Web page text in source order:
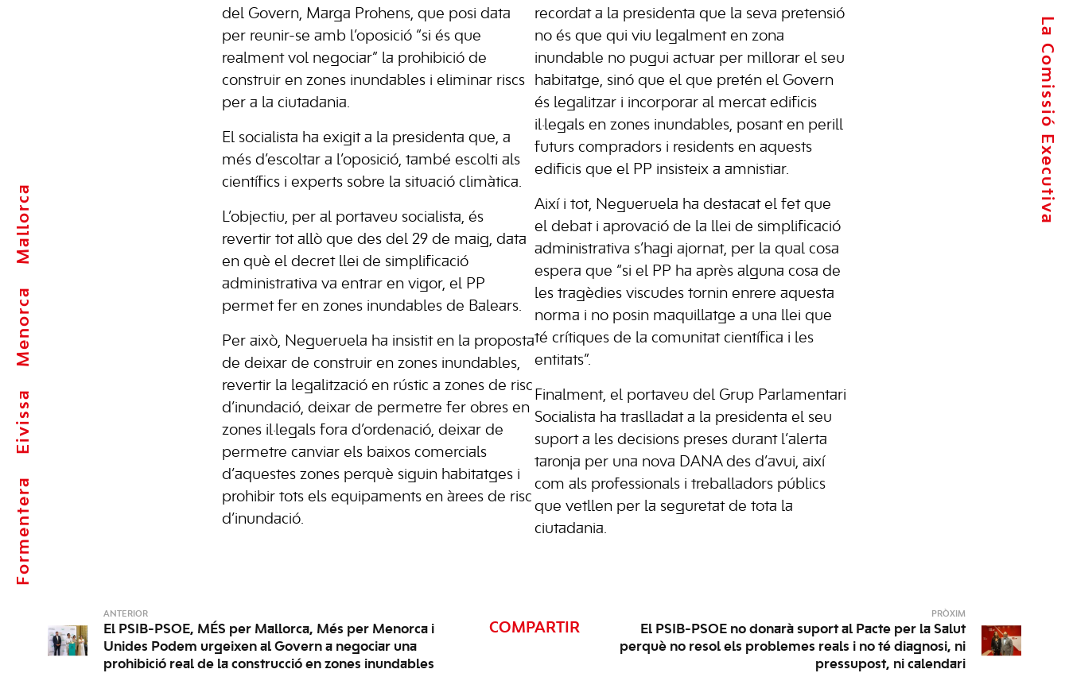
Formentera
Eivissa
Menorca
Mallorca La Comissió Executiva
del Govern, Marga Prohens, que posi data
per reunir-se amb l’oposició “si és que
realment vol negociar” la prohibició de
construir en zones inundables i eliminar riscs
per a la ciutadania.
El socialista ha exigit a la presidenta que, a
més d’escoltar a l’oposició, també escolti als
científics i experts sobre la situació climàtica.
L’objectiu, per al portaveu socialista, és
revertir tot allò que des del 29 de maig, data
en què el decret llei de simplificació
administrativa va entrar en vigor, el PP
permet fer en zones inundables de Balears.
Per això, Negueruela ha insistit en la proposta
de deixar de construir en zones inundables,
revertir la legalització en rústic a zones de risc
d’inundació, deixar de permetre fer obres en
zones il·legals fora d’ordenació, deixar de
permetre canviar els baixos comercials
d’aquestes zones perquè siguin habitatges i
prohibir tots els equipaments en àrees de risc
d’inundació.
recordat a la presidenta que la seva pretensió
no és que qui viu legalment en zona
inundable no pugui actuar per millorar el seu
habitatge, sinó que el que pretén el Govern
és legalitzar i incorporar al mercat edificis
il·legals en zones inundables, posant en perill
futurs compradors i residents en aquests
edificis que el PP insisteix a amnistiar.
Així i tot, Negueruela ha destacat el fet que
el debat i aprovació de la llei de simplificació
administrativa s’hagi ajornat, per la qual cosa
espera que “si el PP ha après alguna cosa de
les tragèdies viscudes tornin enrere aquesta
norma i no posin maquillatge a una llei que
té crítiques de la comunitat científica i les
entitats”.
Finalment, el portaveu del Grup Parlamentari
Socialista ha traslladat a la presidenta el seu
suport a les decisions preses durant l’alerta
taronja per una nova DANA des d’avui, així
com als professionals i treballadors públics
que vetllen per la seguretat de tota la
ciutadania.
ANTERIOR
El PSIB-PSOE, MÉS per Mallorca, Més per Menorca i
Unides Podem urgeixen al Govern a negociar una
prohibició real de la construcció en zones inundables
COMPARTIR
PRÒXIM
El PSIB-PSOE no donarà suport al Pacte per la Salut
perquè no resol els problemes reals i no té diagnosi, ni
pressupost, ni calendari